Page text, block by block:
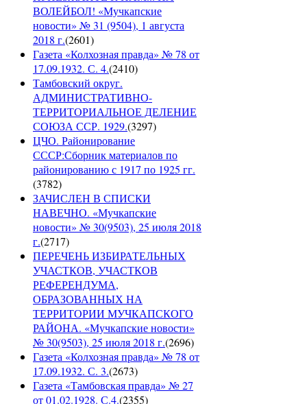
ВОЛЕЙБОЛ! «Мучкапские
новости» № 31 (9504), 1 августа
2018 г.(2601)
Газета «Колхозная правда» № 78 от
17.09.1932. С. 4.(2410)
Тамбовский округ.
АДМИНИСТРАТИВНО-
ТЕРРИТОРИАЛЬНОЕ ДЕЛЕНИЕ
СОЮЗА ССР. 1929.(3297)
ЦЧО. Районирование
СССР:Сборник материалов по
районированию с 1917 по 1925 гг.
(3782)
ЗАЧИСЛЕН В СПИСКИ
НАВЕЧНО. «Мучкапские
новости» № 30(9503), 25 июля 2018
г.(2717)
ПЕРЕЧЕНЬ ИЗБИРАТЕЛЬНЫХ
УЧАСТКОВ, УЧАСТКОВ
РЕФЕРЕНДУМА,
ОБРАЗОВАННЫХ НА
ТЕРРИТОРИИ МУЧКАПСКОГО
РАЙОНА. «Мучкапские новости»
№ 30(9503), 25 июля 2018 г.(2696)
Газета «Колхозная правда» № 78 от
17.09.1932. С. 3.(2673)
Газета «Тамбовская правда» № 27
от 01.02.1928. С.4.(2355)